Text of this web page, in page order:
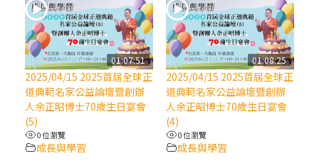
有」
【信仰之旅】第八集：「耶穌為什麼降生到
人世」—高樂祈修女
2025/10/10【萬物讚頌頌歌 – 太陽與生態音
樂會】紀念聖方濟與已逝教宗方濟各（中）
2025/10/10【萬物讚頌頌歌 – 太陽與生態音
01:07:51
2025/04/15 2025首屆全球正
道典範名家公益論壇暨創辦
人余正昭博士70歲生日宴會
(5)
0 位瀏覽
成長與學習
01:08:25
2025/04/15 2025首屆全球正
道典範名家公益論壇暨創辦
人余正昭博士70歲生日宴會
(4)
0 位瀏覽
成長與學習